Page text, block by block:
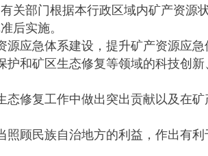
部门根据本行政区域内矿产资源
后实施。
急体系建设，提升矿产资源应急
矿区生态修复等领域的科技创新
复工作中做出突出贡献以及在矿
民族自治地方的利益，作出有利